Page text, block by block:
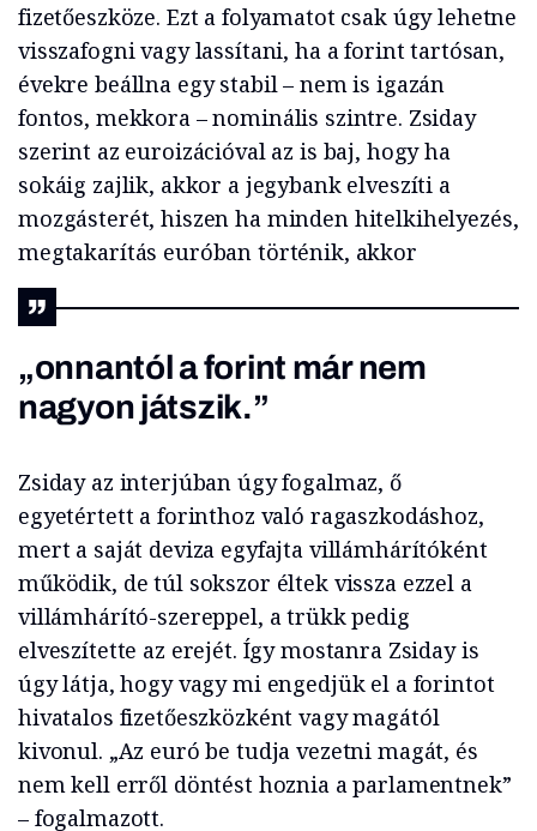
fizetőeszköze. Ezt a folyamatot csak úgy lehetne
visszafogni vagy lassítani, ha a forint tartósan,
évekre beállna egy stabil – nem is igazán
fontos, mekkora – nominális szintre. Zsiday
szerint az euroizációval az is baj, hogy ha
sokáig zajlik, akkor a jegybank elveszíti a
mozgásterét, hiszen ha minden hitelkihelyezés,
megtakarítás euróban történik, akkor
„onnantól a forint már nem
nagyon játszik.”
Zsiday az interjúban úgy fogalmaz, ő
egyetértett a forinthoz való ragaszkodáshoz,
mert a saját deviza egyfajta villámhárítóként
működik, de túl sokszor éltek vissza ezzel a
villámhárító-szereppel, a trükk pedig
elveszítette az erejét. Így mostanra Zsiday is
úgy látja, hogy vagy mi engedjük el a forintot
hivatalos fizetőeszközként vagy magától
kivonul. „Az euró be tudja vezetni magát, és
nem kell erről döntést hoznia a parlamentnek”
– fogalmazott.